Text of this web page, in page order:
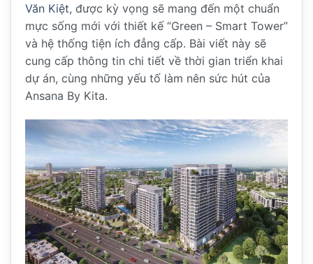
Văn Kiệt, được kỳ vọng sẽ mang đến một chuẩn
mực sống mới với thiết kế “Green – Smart Tower”
và hệ thống tiện ích đẳng cấp. Bài viết này sẽ
cung cấp thông tin chi tiết về thời gian triển khai
dự án, cùng những yếu tố làm nên sức hút của
Ansana By Kita.